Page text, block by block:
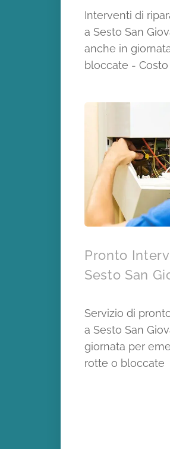
Interventi di
a Sesto San
anche in
bloccate -
Pronto
Sesto San
Servizio di
a Sesto San
giornata per
rotte o bloccate